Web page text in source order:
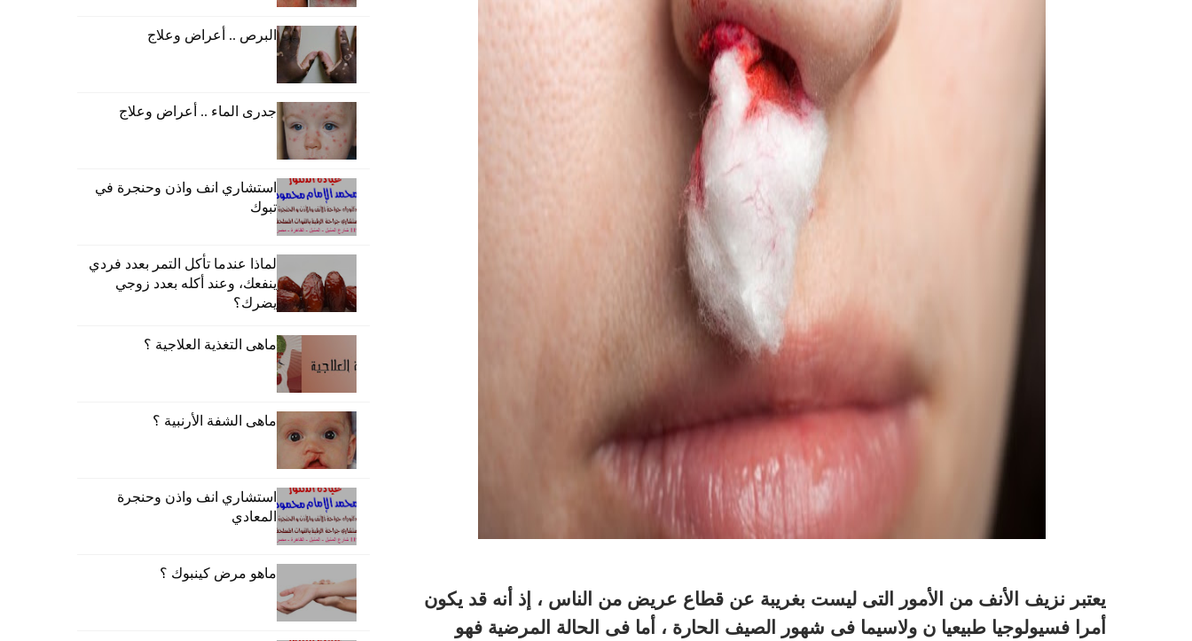
يعتبر نزيف الأنف من الأمور التى ليست بغريبة عن قطاع عريض من الناس ، إذ أنه قد يكون
أمرا فسيولوجيا طبيعيا ن ولاسيما فى شهور الصيف الحارة ، أما فى الحالة المرضية فهو
البرص .. أعراض وعلاج
جدرى الماء .. أعراض وعلاج
استشاري انف واذن وحنجرة في
تبوك
لماذا عندما تأكل التمر بعدد فردي
ينفعك، وعند أكله بعدد زوجي
يضرك؟
ماهى التغذية العلاجية ؟
ماهى الشفة الأرنبية ؟
استشاري انف واذن وحنجرة
المعادي
ماهو مرض كينبوك ؟